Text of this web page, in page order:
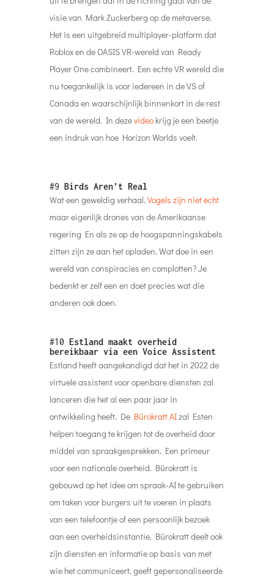
visie van Mark Zuckerberg op de metaverse.
Het is een uitgebreid multiplayer-platform dat
Roblox en de OASIS VR-wereld van Ready
Player One combineert. Een echte VR wereld die
nu toegankelijk is voor iedereen in de VS of
Canada en waarschijnlijk binnenkort in de rest
van de wereld. In dezevideokrijg je een beetje
een indruk van hoe Horizon Worlds voelt.
#9 Birds Aren’t Real
Wat een geweldig verhaal. Vogels zijn niet echt
maar eigenlijk drones van de Amerikaanse
regering En als ze op de hoogspanningskabels
zitten zijn ze aan het opladen. Wat doe in een
wereld van conspiracies en complotten? Je
bedenkt er zelf een en doet precies wat die
anderen ook doen.
#10 Estland maakt overheid
bereikbaar via een Voice Assistent
Estland heeft aangekondigd dat het in 2022 de
virtuele assistent voor openbare diensten zal
lanceren die het al een paar jaar in
ontwikkeling heeft. De Bürokratt AIzal Esten
helpen toegang te krijgen tot de overheid door
middel van spraakgesprekken. Een primeur
voor een nationale overheid. Bürokratt is
gebouwd op het idee om spraak-AI te gebruiken
om taken voor burgers uit te voeren in plaats
van een telefoontje of een persoonlijk bezoek
aan een overheidsinstantie. Bürokratt deelt ook
zijn diensten en informatie op basis van met
wie het communiceert, geeft gepersonaliseerde